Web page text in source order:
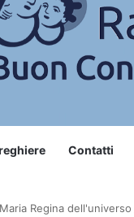
Contatti
Maria Regina dell'universo